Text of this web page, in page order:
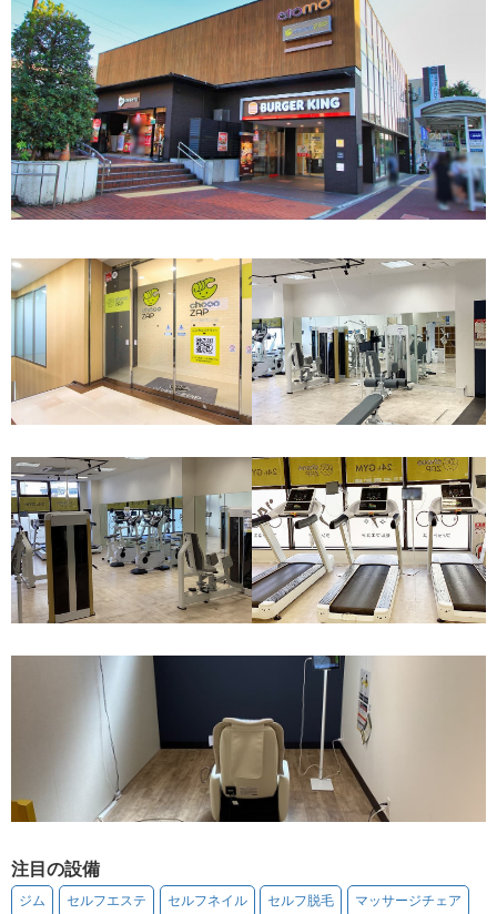
注目の設備
ジム セルフエステ セルフネイル セルフ脱毛 マッサージチェア